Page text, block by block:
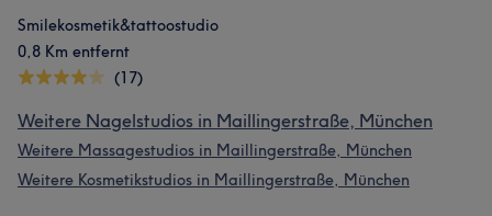
Smilekosmetik&tattoostudio
0,8 Km entfernt
(17)
Weitere Nagelstudios in Maillingerstraße, München
Weitere Massagestudios in Maillingerstraße, München
Weitere Kosmetikstudios in Maillingerstraße, München